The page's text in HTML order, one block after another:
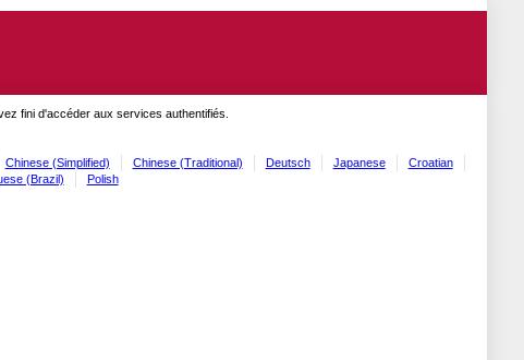
fini d'accéder aux services authentifiés.
Chinese (Simplified) Chinese (Traditional) Deutsch Japanese
Croatian
(Brazil) Polish